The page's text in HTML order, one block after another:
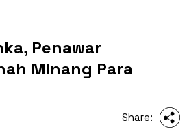
Penawar
Minang Para
Share: